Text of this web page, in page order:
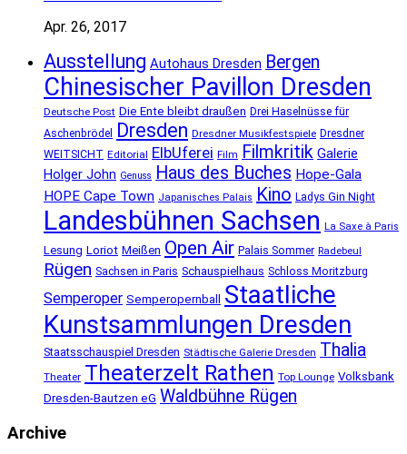
Apr. 26, 2017
Ausstellung Autohaus Dresden Bergen
Chinesischer Pavillon Dresden
Deutsche Post Die Ente bleibt draußen Drei Haselnüsse für
Aschenbrödel
Dresden Dresdner Musikfestspiele Dresdner
WEITSICHT Editorial ElbUferei Film Filmkritik Galerie
Holger John Genuss Haus des Buches Hope-Gala
HOPE Cape Town Japanisches Palais Kino Ladys Gin Night
Landesbühnen Sachsen La Saxe à Paris
Lesung Loriot Meißen Open Air Palais Sommer Radebeul
Rügen Sachsen in Paris Schauspielhaus Schloss Moritzburg
Semperoper Semperopernball Staatliche
Kunstsammlungen Dresden
Staatsschauspiel Dresden Städtische Galerie Dresden Thalia
Theater Theaterzelt Rathen Top Lounge Volksbank
Dresden-Bautzen eG Waldbühne Rügen
Archive